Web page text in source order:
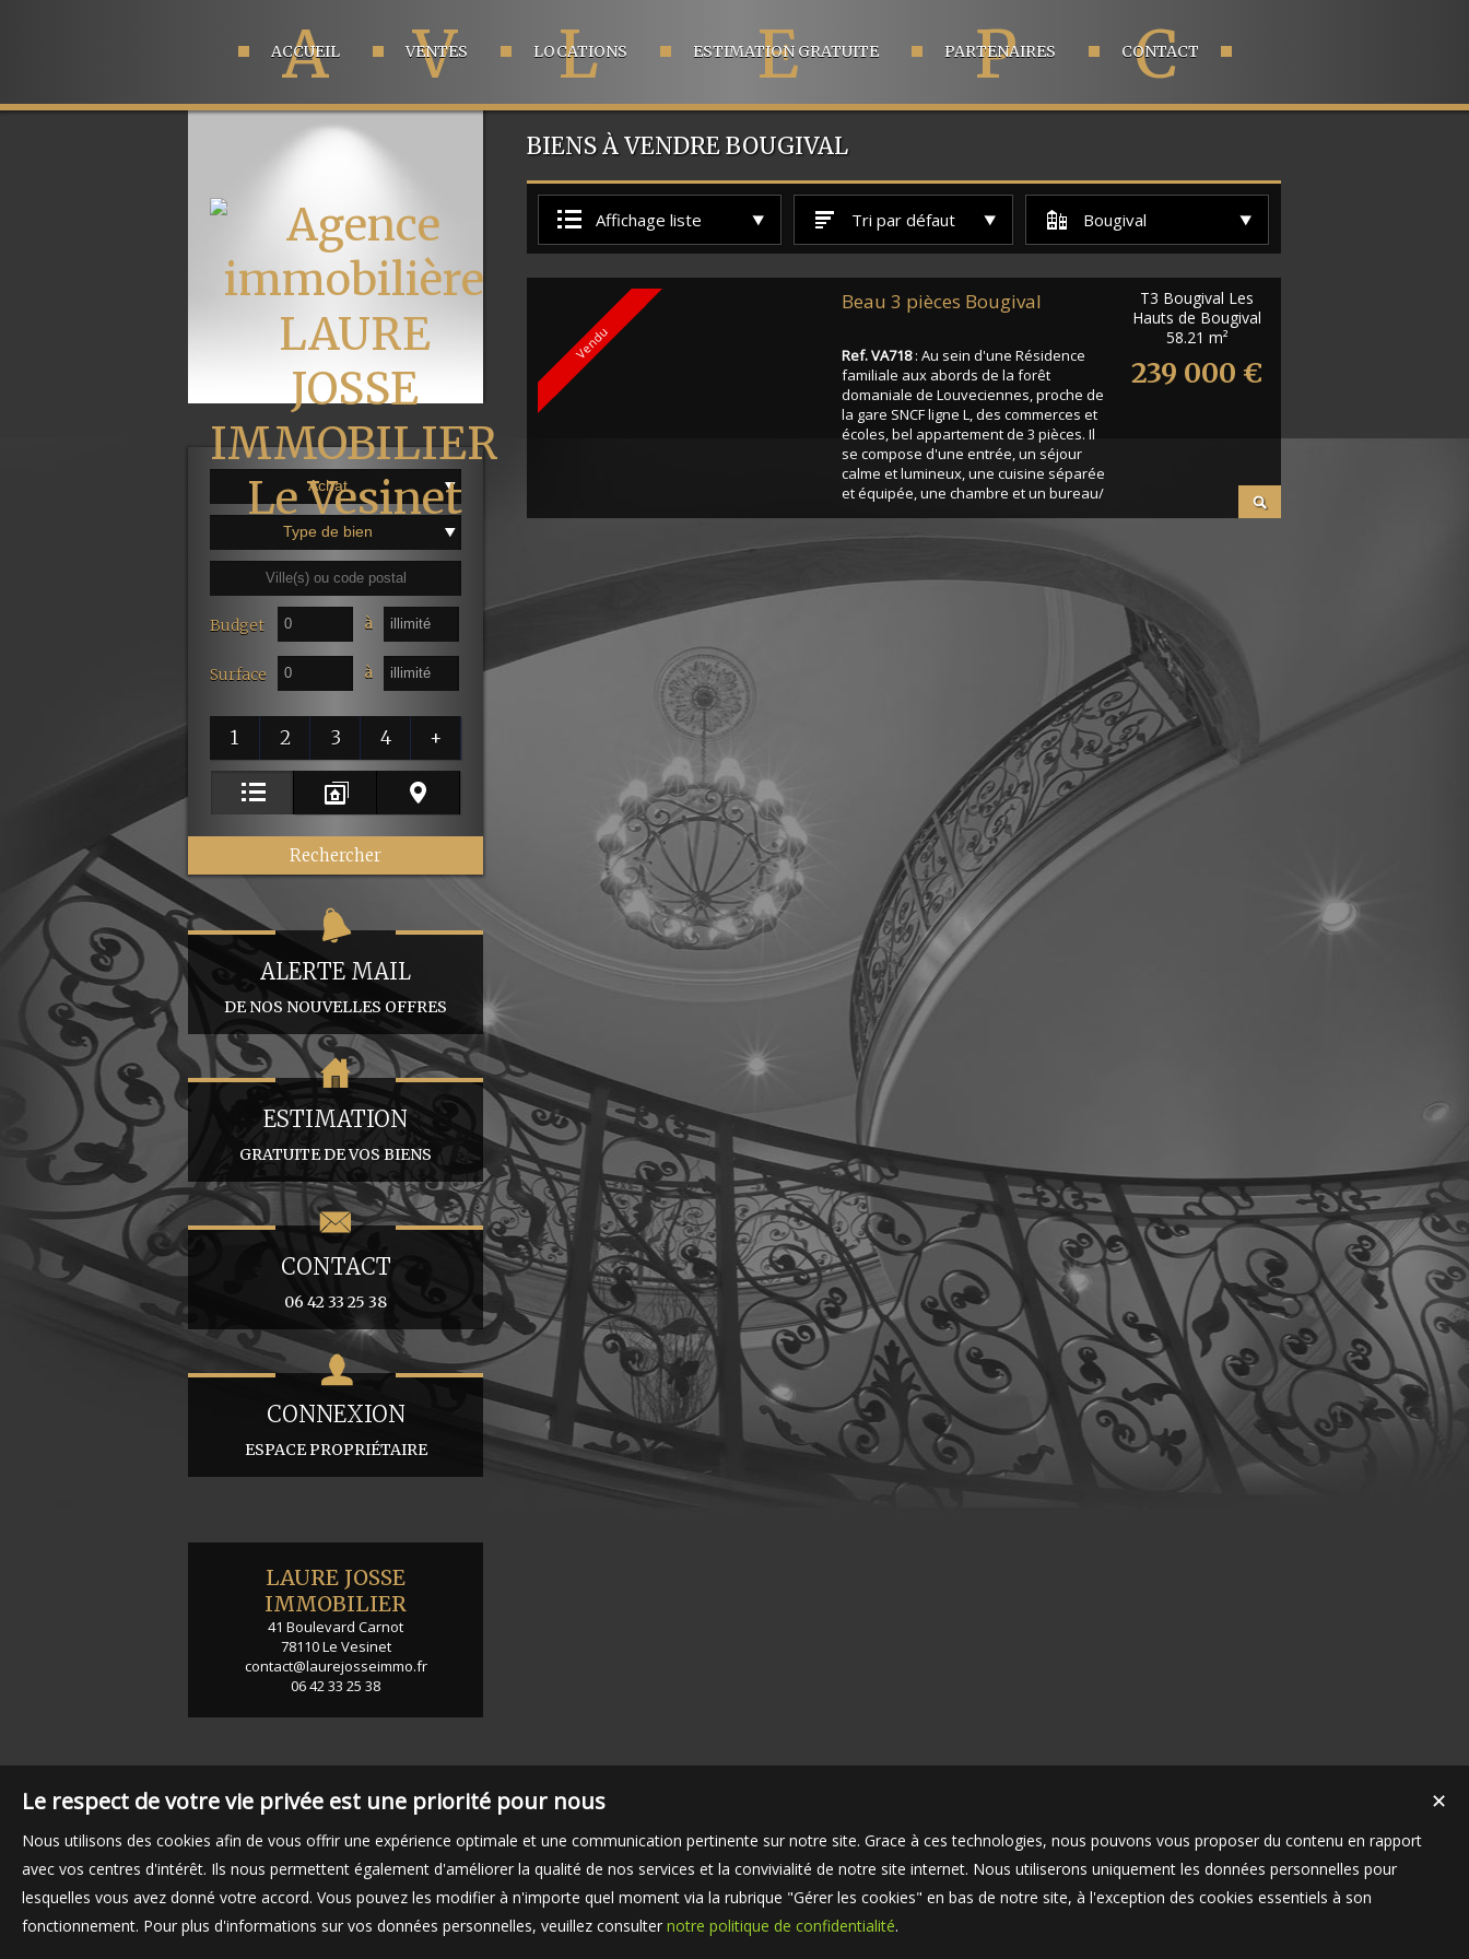
A
ACCUEIL V
VENTES L
LOCATIONS E
ESTIMATION GRATUITE P
PARTENAIRES C
CONTACT
Achat
Type de bien
Budget à
Surface à
1 2 3 4 +
ALERTE MAIL
DE NOS NOUVELLES OFFRES
ESTIMATION
GRATUITE DE VOS BIENS
CONTACT
06 42 33 25 38
CONNEXION
ESPACE PROPRIÉTAIRE
LAURE JOSSE
IMMOBILIER
41 Boulevard Carnot
78110Le Vesinet
contact@laurejosseimmo.fr
06 42 33 25 38
BIENS À VENDRE BOUGIVAL
Affichage liste Tri par défaut Bougival
Vendu
Beau 3 pièces Bougival
Ref. VA718: Au sein d'une Résidence
familiale aux abords de la forêt
domaniale de Louveciennes, proche de
la gare SNCF ligne L, des commerces et
écoles, bel appartement de 3 pièces. Il
se compose d'une entrée, un séjour
calme et lumineux, une cuisine séparée
et équipée, une chambre et un bureau/
incluant chauffage collectif et eau ...
T3 Bougival Les
Hauts de Bougival
58.21 m²
239 000 €
✕
Le respect de votre vie privée est une priorité pour nous
Nous utilisons des cookies afin de vous offrir une expérience optimale et une communication pertinente sur notre site. Grace à ces technologies, nous pouvons vous proposer du contenu en rapport
avec vos centres d'intérêt. Ils nous permettent également d'améliorer la qualité de nos services et la convivialité de notre site internet. Nous utiliserons uniquement les données personnelles pour
lesquelles vous avez donné votre accord. Vous pouvez les modifier à n'importe quel moment via la rubrique "Gérer les cookies" en bas de notre site, à l'exception des cookies essentiels à son
fonctionnement. Pour plus d'informations sur vos données personnelles, veuillez consulter notre politique de confidentialité.